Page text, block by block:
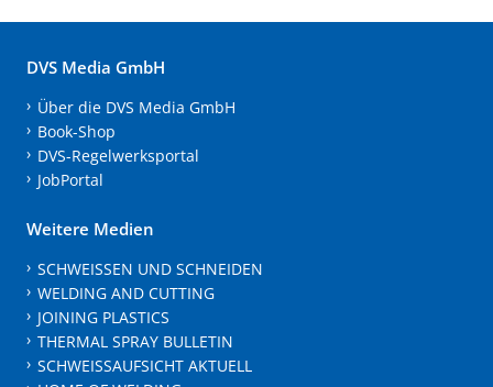
DVS Media GmbH
Über die DVS Media GmbH
Book-Shop
DVS-Regelwerksportal
JobPortal
Weitere Medien
SCHWEISSEN UND SCHNEIDEN
WELDING AND CUTTING
JOINING PLASTICS
THERMAL SPRAY BULLETIN
SCHWEISSAUFSICHT AKTUELL